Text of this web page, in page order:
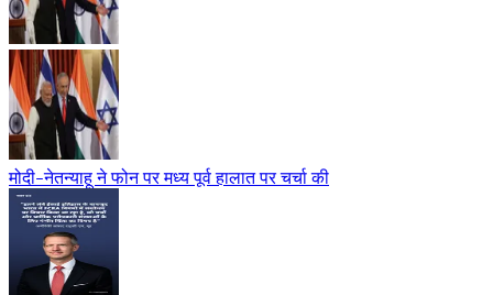
मोदी-नेतन्याहू ने फोन पर मध्य पूर्व हालात पर चर्चा की